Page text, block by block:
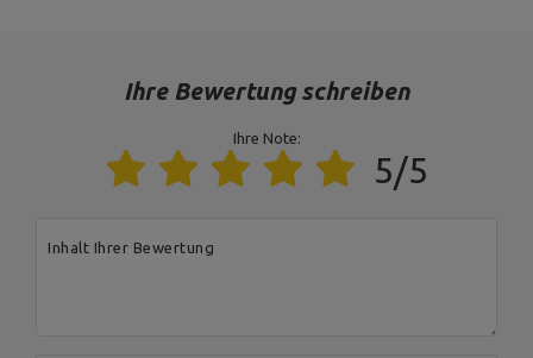
Spółka Komandytowa
Country:
E-mail address:
Ihre Bewertung schreiben
Ihre Note:
5/5
Inhalt Ihrer Bewertung